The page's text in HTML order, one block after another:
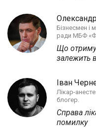
Бізнесмен і
ради МБФ
Що
залежить
Іван
Лікар-
блогер.
Справа
помилку